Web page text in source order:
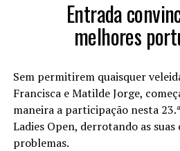
Entrada
melhores
Sem permitirem quaisquer
Francisca e Matilde Jorge,
maneira a participação nesta
Ladies Open, derrotando as
problemas.